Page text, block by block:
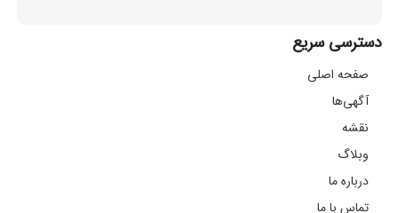
دسترسی سریع
صفحه اصلی
آگهی‌ها
نقشه
وبلاگ
درباره ما
تماس با ما